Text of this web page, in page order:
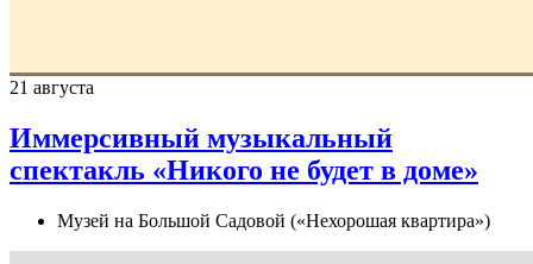
21 августа
Иммерсивный музыкальный
спектакль «Никого не будет в доме»
Музей на Большой Садовой («Нехорошая квартира»)